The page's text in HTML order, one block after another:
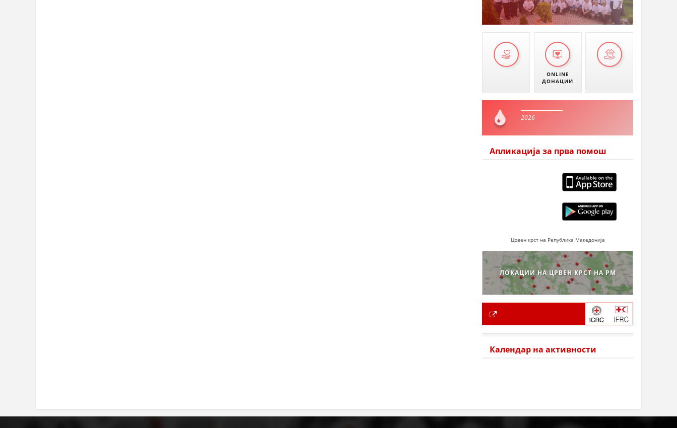
ONLINE
ДОНАЦИИ
2026
Апликација за прва помош
Црвен крст на Република Македонија
ЛОКАЦИИ НА ЦРВЕН КРСТ НА РМ
Календар на активности